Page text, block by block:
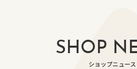
SHOP
ショップニュース